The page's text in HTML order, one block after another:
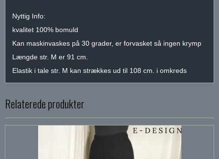
Nyttig Info:
kvalitet 100% bomuld
Kan maskinvaskes på 30 grader, er forvasket så ingen krymp
Længde str. M er 91 cm.
Elastik i tale str. M kan strækkes ud til 108 cm. i omkreds
Relaterede produkter